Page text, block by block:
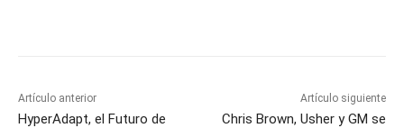
Artículo anterior
HyperAdapt, el Futuro de
Artículo siguiente
Chris Brown, Usher y GM se